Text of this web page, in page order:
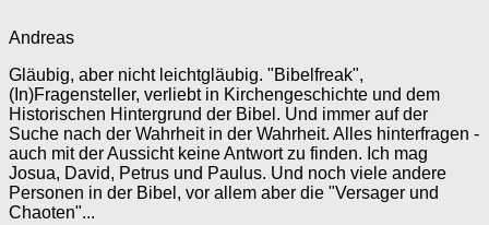
Andreas
Gläubig, aber nicht leichtgläubig. "Bibelfreak",
(In)Fragensteller, verliebt in Kirchengeschichte und dem
Historischen Hintergrund der Bibel. Und immer auf der
Suche nach der Wahrheit in der Wahrheit. Alles hinterfragen -
auch mit der Aussicht keine Antwort zu finden. Ich mag
Josua, David, Petrus und Paulus. Und noch viele andere
Personen in der Bibel, vor allem aber die "Versager und
Chaoten"...